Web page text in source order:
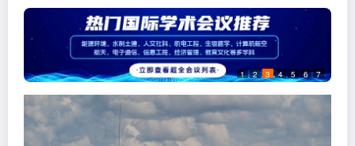
1 2 3 4 5 6 7